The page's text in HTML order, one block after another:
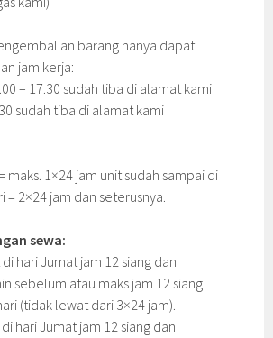
barang hanya dapat
jam kerja:
– 17.30 sudah tiba di alamat kami
sudah tiba di alamat kami
maks. 1×24 jam unit sudah sampai di
= 2×24 jam dan seterusnya.
sewa:
hari Jumat jam 12 siang dan
sebelum atau maks jam 12 siang
(tidak lewat dari 3×24 jam).
hari Jumat jam 12 siang dan